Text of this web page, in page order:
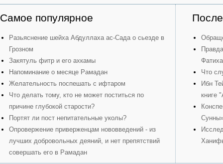
Самое популярное
Разьяснение шейха Абдуллаха ас-Сада о сьезде в
Грозном
Закятуль фитр и его ахкамы
Напоминание о месяце Рамадан
Желательность поспешать с ифтаром
Что делать тому, кто не может поститься по
причине глубокой старости?
Портят ли пост непитательные уколы?
Опровержение приверженцам нововведений - из
лучших добровольных деяний, и нет препятствий
совершать его в Рамадан
Что
Ибн
книге